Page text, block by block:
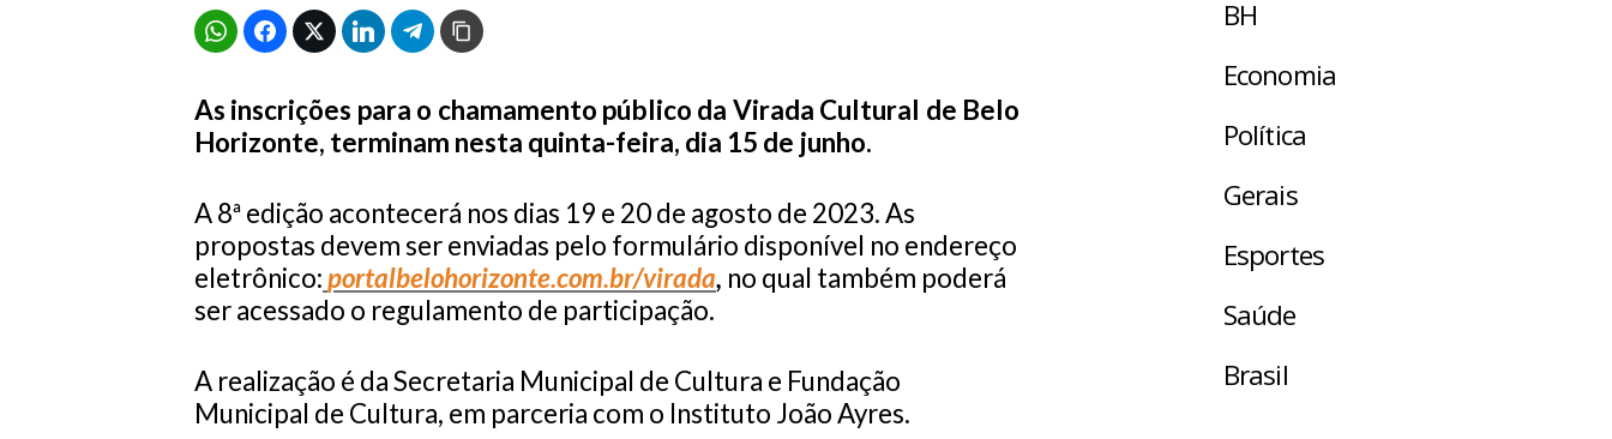
As inscrições para o chamamento público da Virada Cultural de Belo
Horizonte, terminam nesta quinta-feira, dia 15 de junho.
A 8ª edição acontecerá nos dias 19 e 20 de agosto de 2023. As
propostas devem ser enviadas pelo formulário disponível no endereço
eletrônico:portalbelohorizonte.com.br/virada, no qual também poderá
ser acessado o regulamento de participação.
A realização é da Secretaria Municipal de Cultura e Fundação
Municipal de Cultura, em parceria com o Instituto João Ayres.
BH
Economia
Política
Gerais
Esportes
Saúde
Brasil